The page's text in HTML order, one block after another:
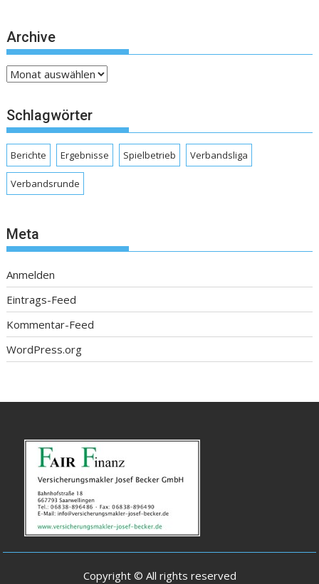
Archive
Archive
Schlagwörter
Berichte Ergebnisse Spielbetrieb Verbandsliga
Verbandsrunde
Meta
Anmelden
Eintrags-Feed
Kommentar-Feed
WordPress.org
Copyright © All rights reserved